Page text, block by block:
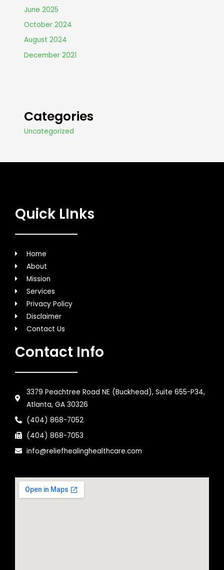
June 2025
October 2024
August 2024
December 2021
Categories
Uncategorized
Quick LInks
Home
About
Mission
Services
Privacy Policy
Disclaimer
Contact Us
Contact Info
3379 Peachtree Road NE (Buckhead), Suite 655-P34,
Atlanta, GA 30326
(404) 868-7052
(404) 868-7053
info@reliefhealinghealthcare.com